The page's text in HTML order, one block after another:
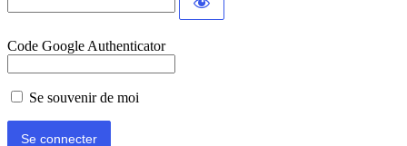
Code Google Authenticator
Se souvenir de moi